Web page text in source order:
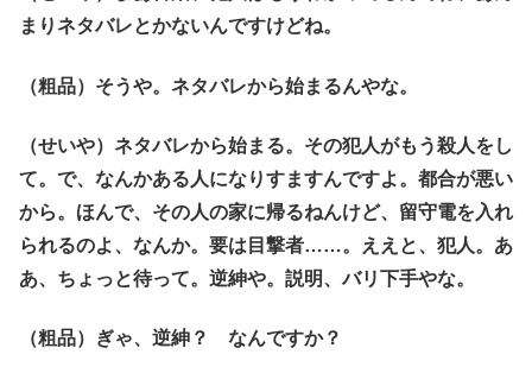
まりネタバレとかないんですけどね。
（粗品）そうや。ネタバレから始まるんやな。
（せいや）ネタバレから始まる。その犯人がもう殺人をし
て。で、なんかある人になりすますんですよ。都合が悪い
から。ほんで、その人の家に帰るねんけど、留守電を入れ
られるのよ、なんか。要は目撃者……。ええと、犯人。あ
あ、ちょっと待って。逆紳や。説明、バリ下手やな。
（粗品）ぎゃ、逆紳？ なんですか？